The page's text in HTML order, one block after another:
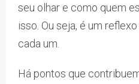
seu olhar e como quem
isso. Ou seja, é um
cada um.
Há pontos que